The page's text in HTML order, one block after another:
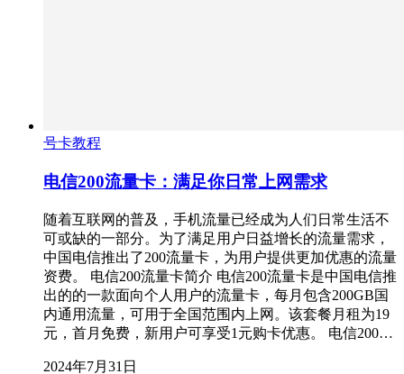
号卡教程
电信200流量卡：满足你日常上网需求
随着互联网的普及，手机流量已经成为人们日常生活不
可或缺的一部分。为了满足用户日益增长的流量需求，
中国电信推出了200流量卡，为用户提供更加优惠的流量
资费。 电信200流量卡简介 电信200流量卡是中国电信推
出的的一款面向个人用户的流量卡，每月包含200GB国
内通用流量，可用于全国范围内上网。该套餐月租为19
元，首月免费，新用户可享受1元购卡优惠。 电信200…
2024年7月31日